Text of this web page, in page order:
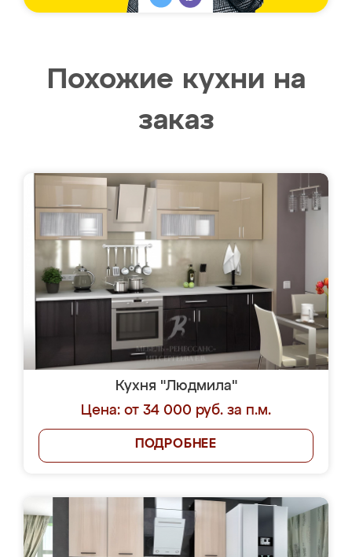
Похожие кухни на
заказ
Кухня "Людмила"
Цена: от 34 000 руб. за п.м.
ПОДРОБНЕЕ